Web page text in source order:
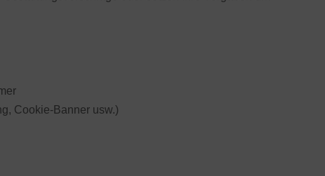
Cookie-Banner usw.)